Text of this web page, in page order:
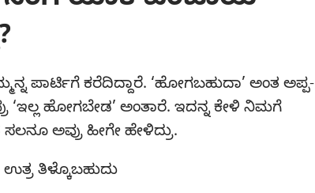
ಪಾರ್ಟಿಗೆ ಕರೆದಿದ್ದಾರೆ. ‘ಹೋಗಬಹುದಾ’ ಅಂತ ಅಪ್ಪ-
‘ಇಲ್ಲ ಹೋಗಬೇಡ’ ಅಂತಾರೆ. ಇದನ್ನ ಕೇಳಿ ನಿಮಗೆ
ಅವ್ರು ಹೀಗೇ ಹೇಳಿದ್ರು.
ತಿಳ್ಕೊಬಹುದು